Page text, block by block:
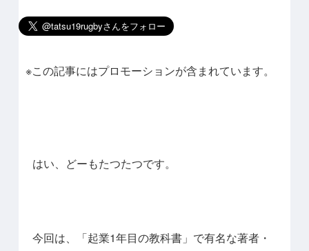
※この記事にはプロモーションが含まれています。
はい、どーもたつたつです。
今回は、「起業1年目の教科書」で有名な著者・